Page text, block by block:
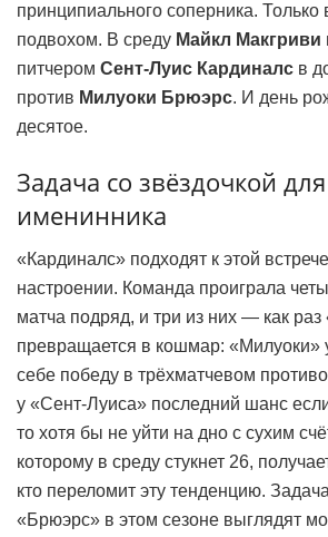
принципиального соперника. Только
подвохом. В среду Майкл Макгриви
питчером Сент-Луис Кардиналс в
против Милуоки Брюэрс. И день
десятое.
Задача со звёздочкой для
именинника
«Кардиналс» подходят к этой
настроении. Команда проиграла
матча подряд, и три из них — как
превращается в кошмар: «Милуоки»
себе победу в трёхматчевом
у «Сент-Луиса» последний шанс
то хотя бы не уйти на дно с сухим
которому в среду стукнет 26,
кто переломит эту тенденцию.
«Брюэрс» в этом сезоне выглядят